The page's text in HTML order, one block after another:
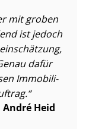
mit groben
ist jedoch
dafür
Im­mo­bi­li­
Heid